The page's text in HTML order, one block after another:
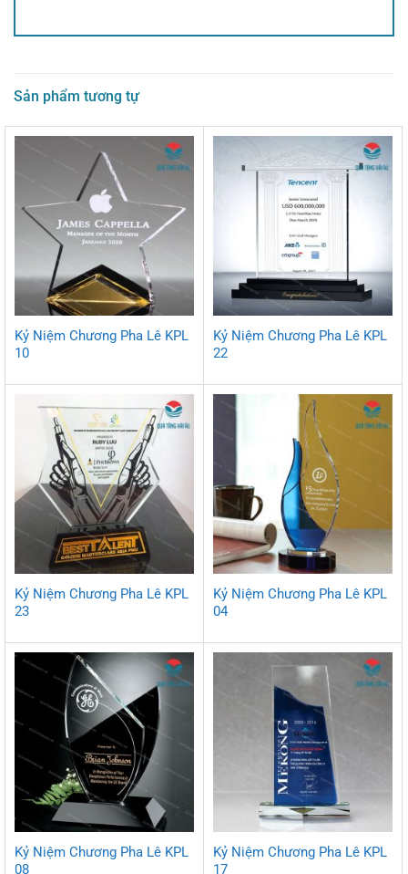
Sản phẩm tương tự
Kỷ Niệm Chương Pha Lê KPL
10
Kỷ Niệm Chương Pha Lê KPL
22
Kỷ Niệm Chương Pha Lê KPL
23
Kỷ Niệm Chương Pha Lê KPL
04
Kỷ Niệm Chương Pha Lê KPL
08
Kỷ Niệm Chương Pha Lê KPL
17